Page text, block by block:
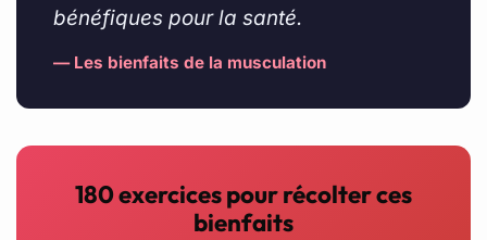
bénéfiques pour la santé.
— Les bienfaits de la musculation
180 exercices pour récolter ces
bienfaits